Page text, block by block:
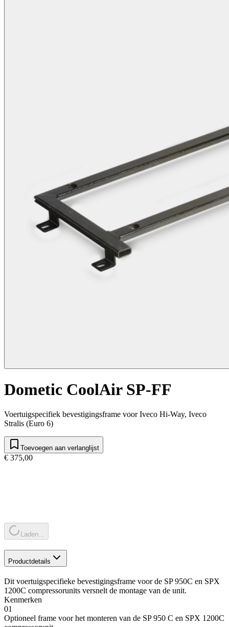
Dometic CoolAir SP-FF
Voertuigspecifiek bevestigingsframe voor Iveco Hi-Way, Iveco
Stralis (Euro 6)
Toevoegen aan verlanglijst
€ 375,00
Laden...
Productdetails
Dit voertuigspecifieke bevestigingsframe voor de SP 950C en SPX
1200C compressorunits versnelt de montage van de unit.
Kenmerken
01
Optioneel frame voor het monteren van de SP 950 C en SPX 1200C